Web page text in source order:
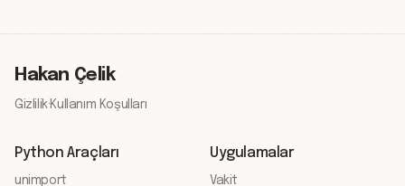
Hakan Çelik
Gizlilik·Kullanım Koşulları
Python Araçları
unimport
Uygulamalar
Vakit